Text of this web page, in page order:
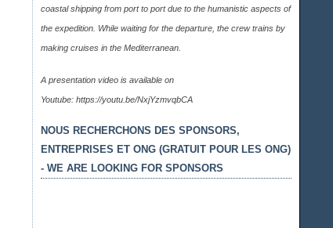
coastal shipping from port to port due to the humanistic aspects of
the expedition. While waiting for the departure, the crew trains by
making cruises in the Mediterranean.
A presentation video is available on
Youtube: https://youtu.be/NxjYzmvqbCA
NOUS RECHERCHONS DES SPONSORS,
ENTREPRISES ET ONG (GRATUIT POUR LES ONG)
- WE ARE LOOKING FOR SPONSORS